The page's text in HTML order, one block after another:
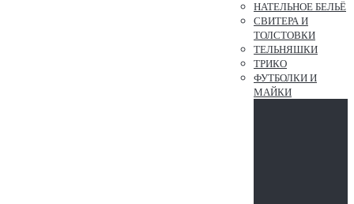
НАТЕЛЬНОЕ БЕЛЬЁ
СВИТЕРА И
ТОЛСТОВКИ
ТЕЛЬНЯШКИ
ТРИКО
ФУТБОЛКИ И
МАЙКИ